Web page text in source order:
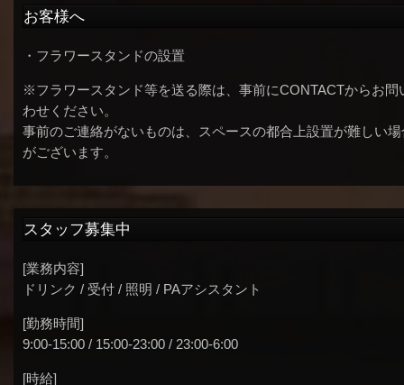
お客様へ
・フラワースタンドの設置
※フラワースタンド等を送る際は、事前にCONTACTからお問
わせください。
事前のご連絡がないものは、スペースの都合上設置が難しい場
がございます。
スタッフ募集中
[業務内容]
ドリンク / 受付 / 照明 / PAアシスタント
[勤務時間]
9:00-15:00 / 15:00-23:00 / 23:00-6:00
[時給]